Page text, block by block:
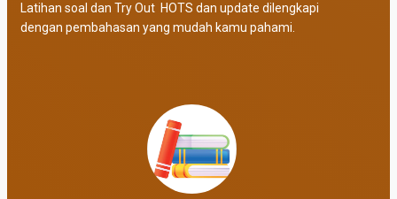
Latihan soal dan Try Out HOTS dan update dilengkapi
dengan pembahasan yang mudah kamu pahami.